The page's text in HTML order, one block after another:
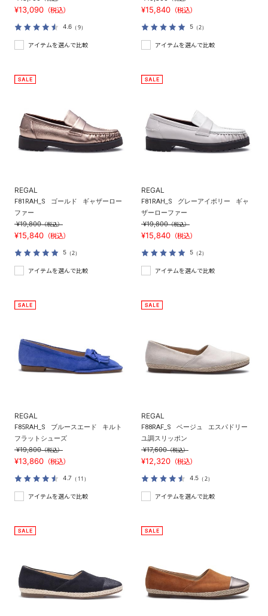
¥13,090 （税込）
4.6 （9）
アイテムを選んで比較
¥15,840 （税込）
5（2）
アイテムを選んで比較
REGAL
F81RAH_S ゴールド
ギャザーロー
ファー
¥19,800（税込）
¥15,840 （税込）
5（2）
アイテムを選んで比較
REGAL
F81RAH_S グレーアイボリー
ギャ
ザーローファー
¥19,800（税込）
¥15,840 （税込）
5（2）
アイテムを選んで比較
REGAL
F85RAH_S ブルースエード
キルト
フラットシューズ
¥19,800（税込）
¥13,860 （税込）
4.7 （11）
アイテムを選んで比較
REGAL
F88RAF_S ベージュ
エスパドリー
ユ調スリッポン
¥17,600（税込）
¥12,320 （税込）
4.5 （2）
アイテムを選んで比較